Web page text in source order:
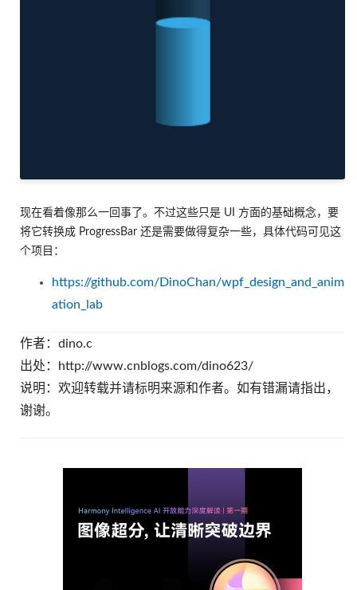
现在看着像那么一回事了。不过这些只是 UI 方面的基础概念，要
将它转换成 ProgressBar 还是需要做得复杂一些，具体代码可见这
个项目：
https://github.com/DinoChan/wpf_design_and_anim
ation_lab
作者：dino.c
出处：http://www.cnblogs.com/dino623/
说明：欢迎转载并请标明来源和作者。如有错漏请指出，
谢谢。